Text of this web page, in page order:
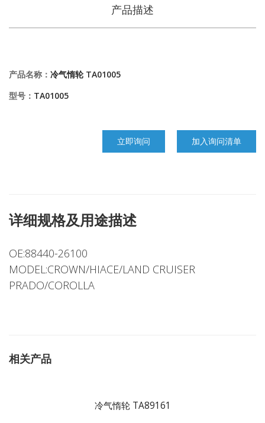
产品描述
产品名称： 冷气惰轮 TA01005
型号： TA01005
立即询问 加入询问清单
详细规格及用途描述
OE:88440-26100
MODEL:CROWN/HIACE/LAND CRUISER
PRADO/COROLLA
相关产品
冷气惰轮 TA89161